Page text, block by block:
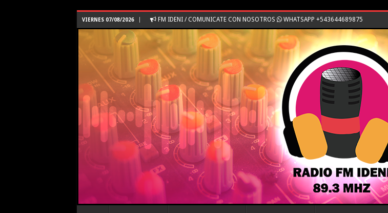
VIERNES 07/08/2026 FM IDENI / COMUNICATE CON NOSOTROS WHATSAPP +543644689875